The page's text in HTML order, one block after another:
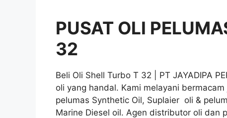
PUSAT OLI
32
Beli Oli Shell Turbo T 32 | PT JAYADIPA
oli yang handal. Kami melayani
pelumas Synthetic Oil, Suplaier oli &
Marine Diesel oil. Agen distributor oli dan